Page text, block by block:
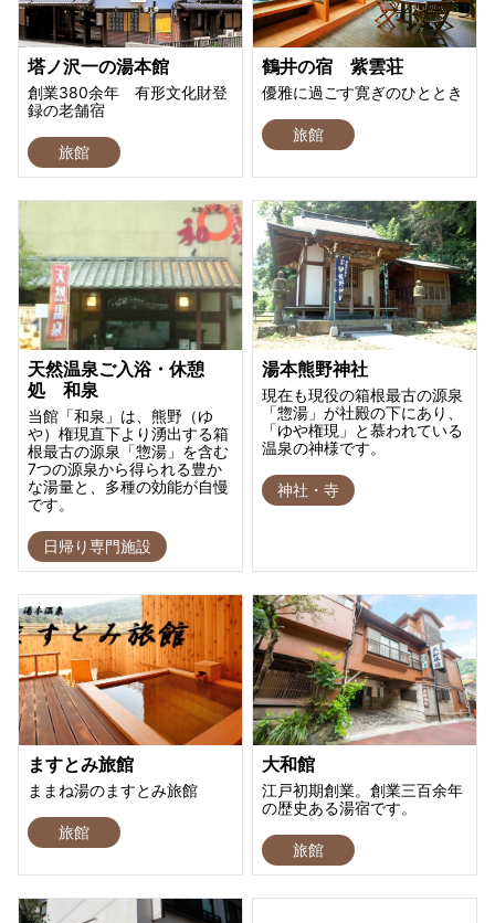
塔ノ沢一の湯本館
創業380余年 有形文化財登
録の老舗宿
旅館
鶴井の宿 紫雲荘
優雅に過ごす寛ぎのひととき
旅館
天然温泉ご入浴・休憩
処 和泉
当館「和泉」は、熊野（ゆ
や）権現直下より湧出する箱
根最古の源泉「惣湯」を含む
7つの源泉から得られる豊か
な湯量と、多種の効能が自慢
です。
日帰り専門施設
湯本熊野神社
現在も現役の箱根最古の源泉
「惣湯」が社殿の下にあり、
「ゆや権現」と慕われている
温泉の神様です。
神社・寺
ますとみ旅館
ままね湯のますとみ旅館
旅館
大和館
江戸初期創業。創業三百余年
の歴史ある湯宿です。
旅館